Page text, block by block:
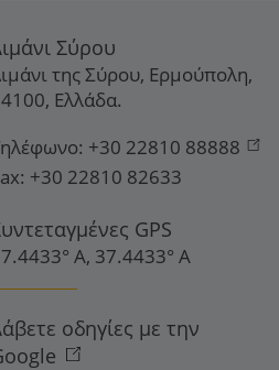
Σύρου
της Σύρου, Ερμούπολη,
, Ελλάδα.
+30 22810 88888
+30 22810 82633
GPS
Α, 37.4433° Α
οδηγίες με την